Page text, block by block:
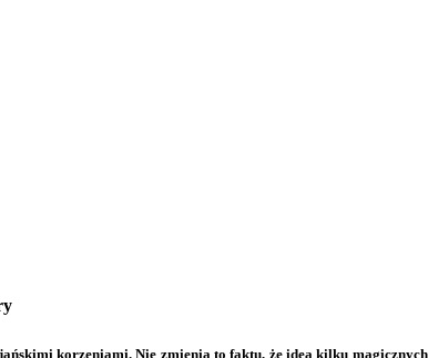
korzeniami. Nie zmienia to faktu, że idea kilku